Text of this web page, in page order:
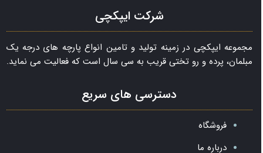
شرکت ایپکچی
مجموعه ایپکچی در زمینه تولید و تامین انواع پارچه های درجه یک
مبلمان، پرده و رو تختی قریب به سی سال است که فعالیت می نماید.
دسترسی های سریع
فروشگاه
درباره ما